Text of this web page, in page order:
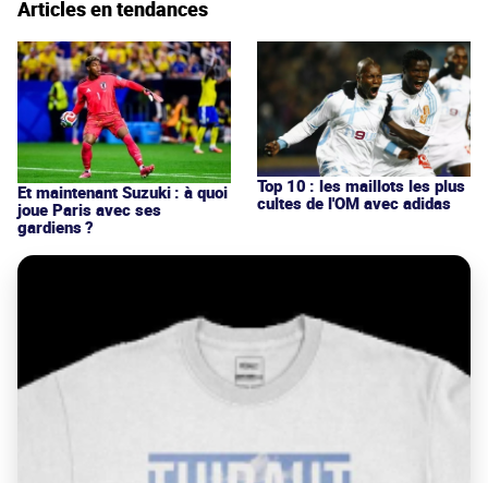
Articles en tendances
Et maintenant Suzuki : à quoi
joue Paris avec ses
gardiens ?
Top 10 : les maillots les plus
cultes de l'OM avec adidas